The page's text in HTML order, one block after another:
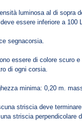
luminosa al di sopra
essere inferiore a 100
segnacorsia.
essere di colore scuro
di ogni corsia.
minima: 0,20 m.
striscia deve
striscia perpendicolare